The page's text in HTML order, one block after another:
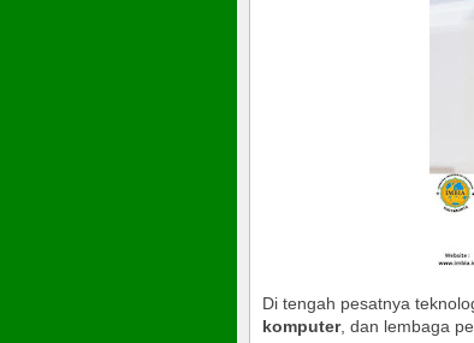
Di tengah pesatnya
komputer, dan lembaga